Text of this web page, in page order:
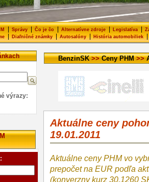
Správy Čo je čo Alternatívne zdroje Legislatíva
| Diaľničné známky| Autosalóny| História automobiliek|
výrazy:
BenzinSK>>Ceny PHM>>
Aktuálne ceny
19.01.2011
Aktuálne ceny PHM vo
prepočet na EUR podľa
(konverzny kurz 30,1260